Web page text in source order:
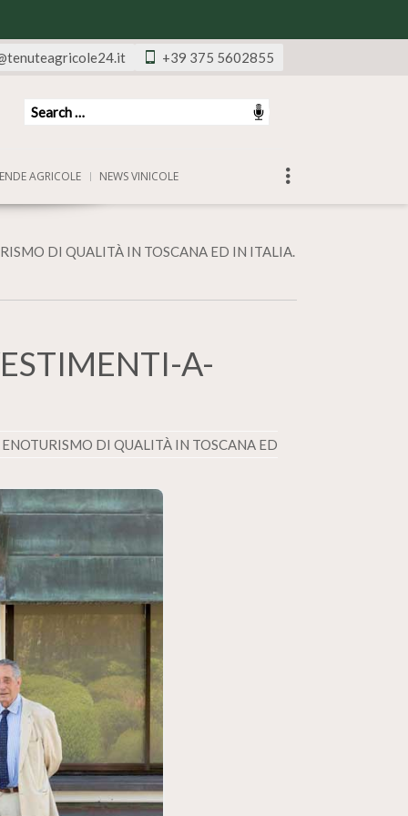
+39 375 5602855
AGRICOLE NEWS VINICOLE
DI QUALITÀ IN TOSCANA ED IN ITALIA.
A-
DI QUALITÀ IN TOSCANA ED